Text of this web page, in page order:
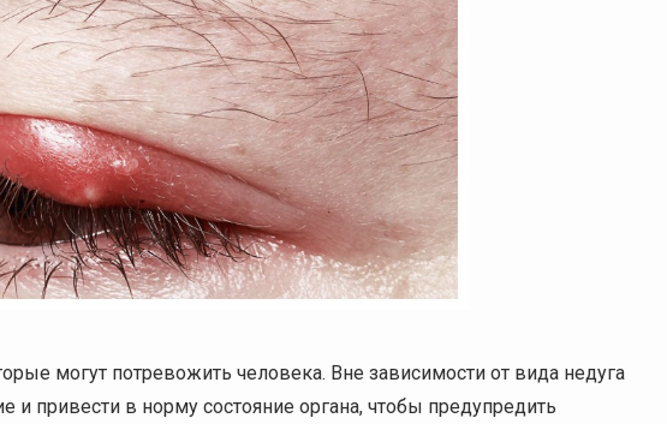
могут потревожить человека. Вне зависимости от вида недуга
и привести в норму состояние органа, чтобы предупредить